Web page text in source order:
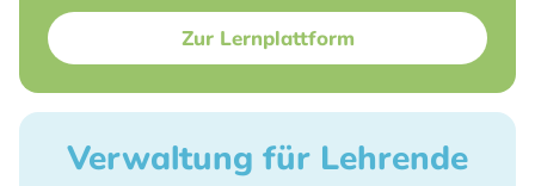
Zur Lernplattform
Verwaltung für Lehrende